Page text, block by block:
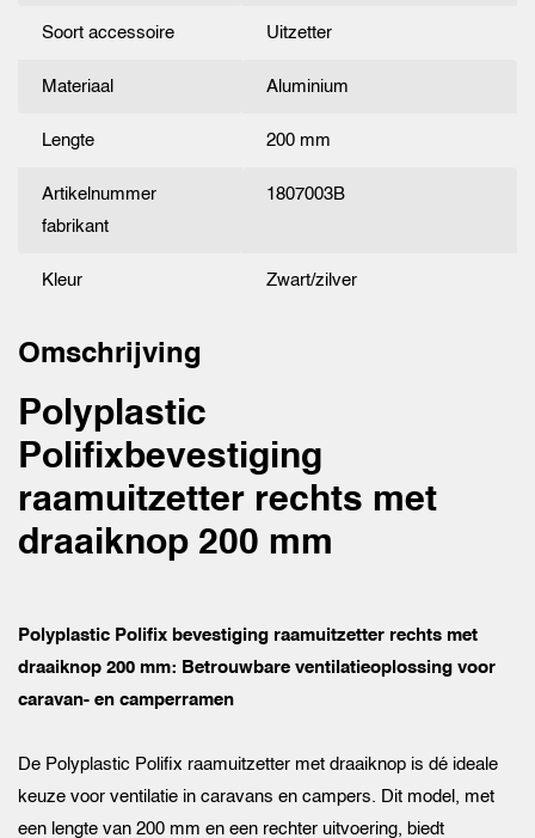
Soort accessoire Uitzetter
Materiaal Aluminium
Lengte 200 mm
Artikelnummer
fabrikant
1807003B
Kleur Zwart/zilver
Omschrijving
Polyplastic
Polifixbevestiging
raamuitzetter rechts met
draaiknop 200 mm
Polyplastic Polifix bevestiging raamuitzetter rechts met
draaiknop 200 mm: Betrouwbare ventilatieoplossing voor
caravan- en camperramen
De Polyplastic Polifix raamuitzetter met draaiknop is dé ideale
keuze voor ventilatie in caravans en campers. Dit model, met
een lengte van 200 mm en een rechter uitvoering, biedt